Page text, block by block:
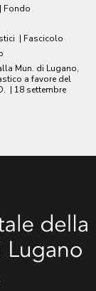
| Fondo
| Fascicolo
Mun. di Lugano,
a favore del
| 18 settembre